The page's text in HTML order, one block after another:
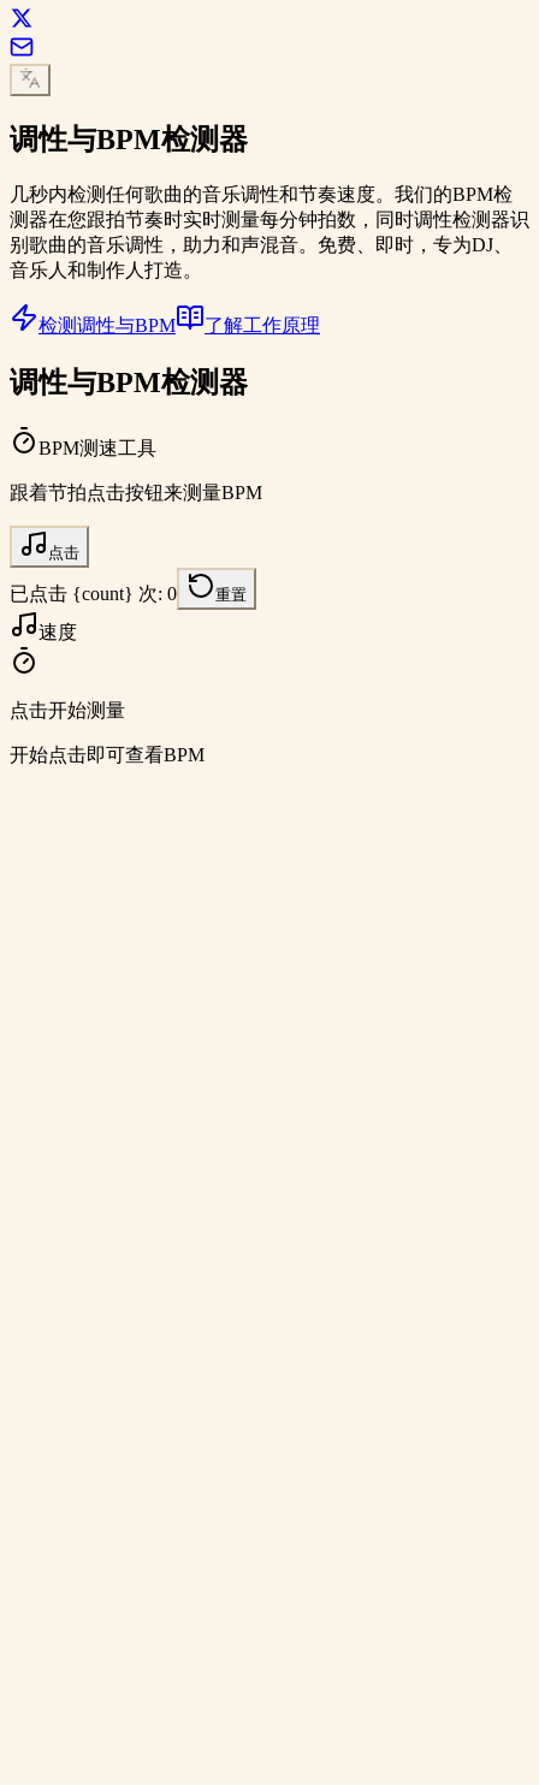
调性与BPM检测器
几秒内检测任何歌曲的音乐调性和节奏速度。我们的BPM检
测器在您跟拍节奏时实时测量每分钟拍数，同时调性检测器识
别歌曲的音乐调性，助力和声混音。免费、即时，专为DJ、
音乐人和制作人打造。
检测调性与BPM 了解工作原理
调性与BPM检测器
BPM测速工具
跟着节拍点击按钮来测量BPM
点击
已点击 {count} 次: 0 重置
速度
点击开始测量
开始点击即可查看BPM